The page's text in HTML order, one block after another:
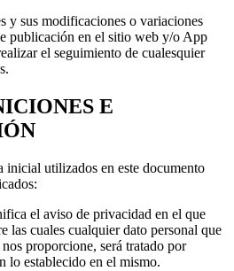
y sus modificaciones o variaciones
publicación en el sitio web y/o App
el seguimiento de cualesquier
E
inicial utilizados en este documento
el aviso de privacidad en el que
las cuales cualquier dato personal que
proporcione, será tratado por
lo establecido en el mismo.